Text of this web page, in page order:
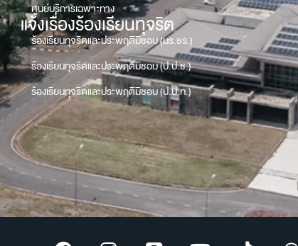
ศูนย์บริการเฉพาะทาง
แจ้งเรื่องร้องเรียนทุจริต
ร้องเรียนทุจริตและประพฤติมิชอบ (มร.ชร.)
ร้องเรียนทุจริตและประพฤติมิชอบ (ป.ป.ช.)
ร้องเรียนทุจริตและประพฤติมิชอบ (ป.ป.ท.)